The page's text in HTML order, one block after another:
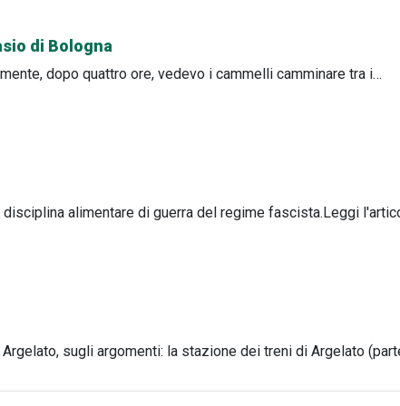
di Bologna
dopo quattro ore, vedevo i cammelli camminare tra i…
alimentare di guerra del regime fascista.Leggi
sugli argomenti: la stazione dei treni di Argelato